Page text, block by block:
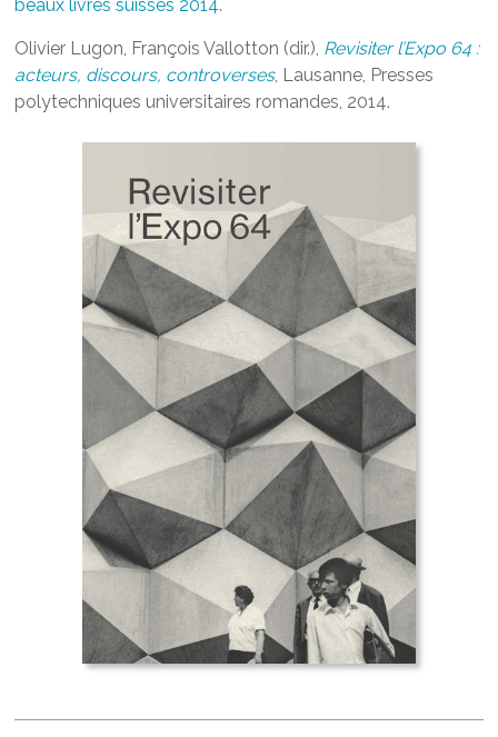
beaux livres suisses 2014.
Olivier Lugon, François Vallotton (dir.), Revisiter l’Expo 64 :
acteurs, discours, controverses, Lausanne, Presses
polytechniques universitaires romandes, 2014.